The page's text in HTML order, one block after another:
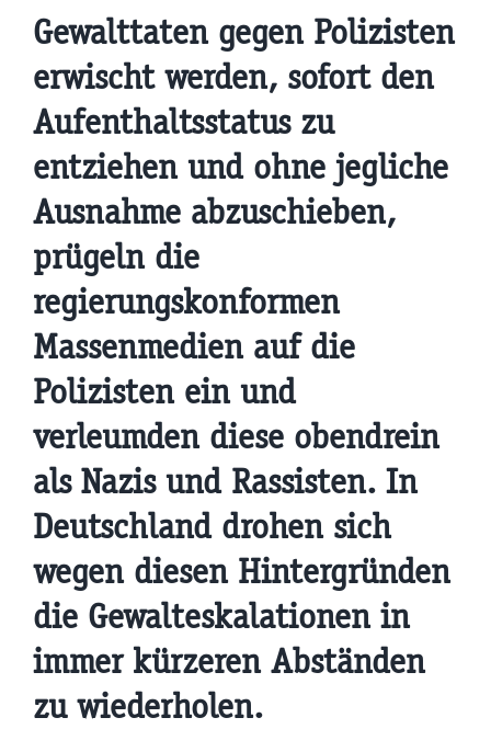
Gewalttaten gegen Polizisten
erwischt werden, sofort den
Aufenthaltsstatus zu
entziehen und ohne jegliche
Ausnahme abzuschieben,
prügeln die
regierungskonformen
Massenmedien auf die
Polizisten ein und
verleumden diese obendrein
als Nazis und Rassisten. In
Deutschland drohen sich
wegen diesen Hintergründen
die Gewalteskalationen in
immer kürzeren Abständen
zu wiederholen.